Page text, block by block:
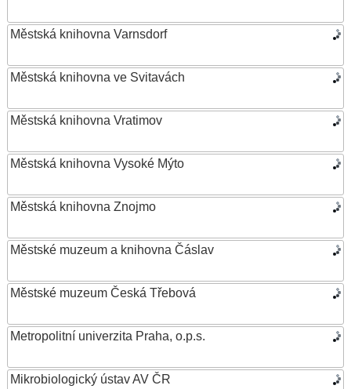
Městská knihovna Varnsdorf
Městská knihovna ve Svitavách
Městská knihovna Vratimov
Městská knihovna Vysoké Mýto
Městská knihovna Znojmo
Městské muzeum a knihovna Čáslav
Městské muzeum Česká Třebová
Metropolitní univerzita Praha, o.p.s.
Mikrobiologický ústav AV ČR